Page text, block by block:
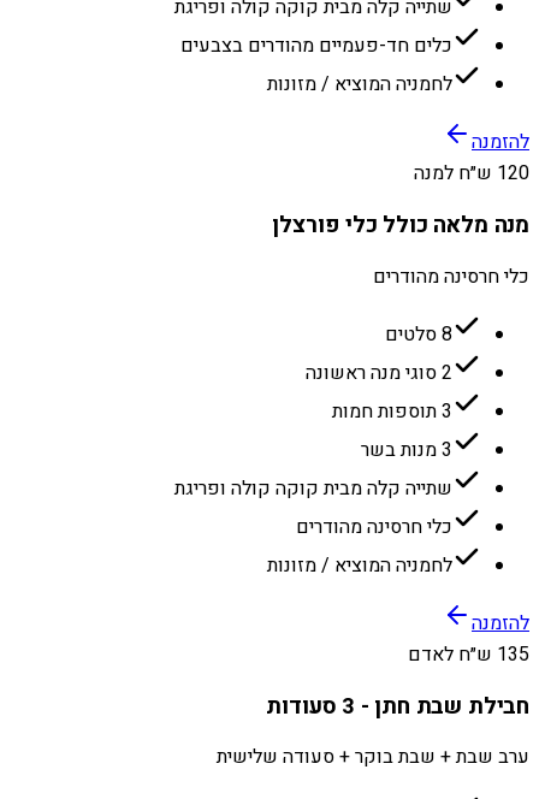
שתייה קלה מבית קוקה קולה ופריגת
כלים חד-פעמיים מהודרים בצבעים
לחמניה המוציא / מזונות
להזמנה
120 ש״ח למנה
מנה מלאה כולל כלי פורצלן
כלי חרסינה מהודרים
8 סלטים
2 סוגי מנה ראשונה
3 תוספות חמות
3 מנות בשר
שתייה קלה מבית קוקה קולה ופריגת
כלי חרסינה מהודרים
לחמניה המוציא / מזונות
להזמנה
135 ש״ח לאדם
חבילת שבת חתן - 3 סעודות
ערב שבת + שבת בוקר + סעודה שלישית